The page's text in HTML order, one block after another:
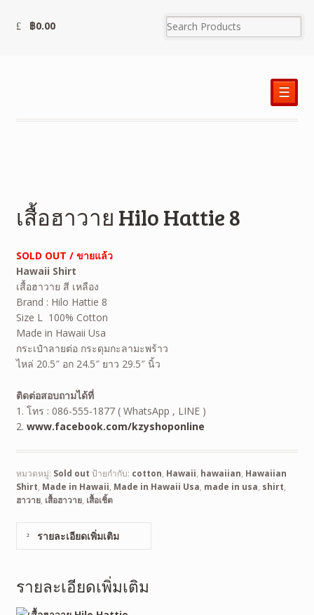
฿0.00
☰
เสื้อฮาวาย Hilo Hattie 8
SOLD OUT / ขายแล้ว
Hawaii Shirt
เสื้อฮาวาย สี เหลือง
Brand : Hilo Hattie 8
Size L 100% Cotton
Made in Hawaii Usa
กระเป๋าลายต่อ กระดุมกะลามะพร้าว
ไหล่ 20.5″ อก 24.5″ ยาว 29.5″ นิ้ว
ติดต่อสอบถามได้ที่
1. โทร : 086-555-1877 ( WhatsApp , LINE )
2. www.facebook.com/kzyshoponline
หมวดหมู่: Sold out ป้ายกำกับ: cotton, Hawaii, hawaiian, Hawaiian
Shirt, Made in Hawaii, Made in Hawaii Usa, made in usa, shirt,
ฮาวาย, เสื้อฮาวาย, เสื้อเชิ้ต
รายละเอียดเพิ่มเติม
รายละเอียดเพิ่มเติม